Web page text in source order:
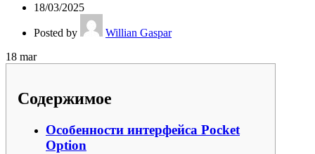
18/03/2025
Posted by
Willian Gaspar
18 mar
Содержимое
Особенности интерфейса Pocket
Option